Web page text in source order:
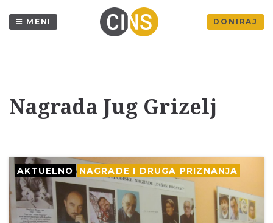
MENI DONIRAJ
Nagrada Jug Grizelj
AKTUELNO NAGRADE I DRUGA PRIZNANJA